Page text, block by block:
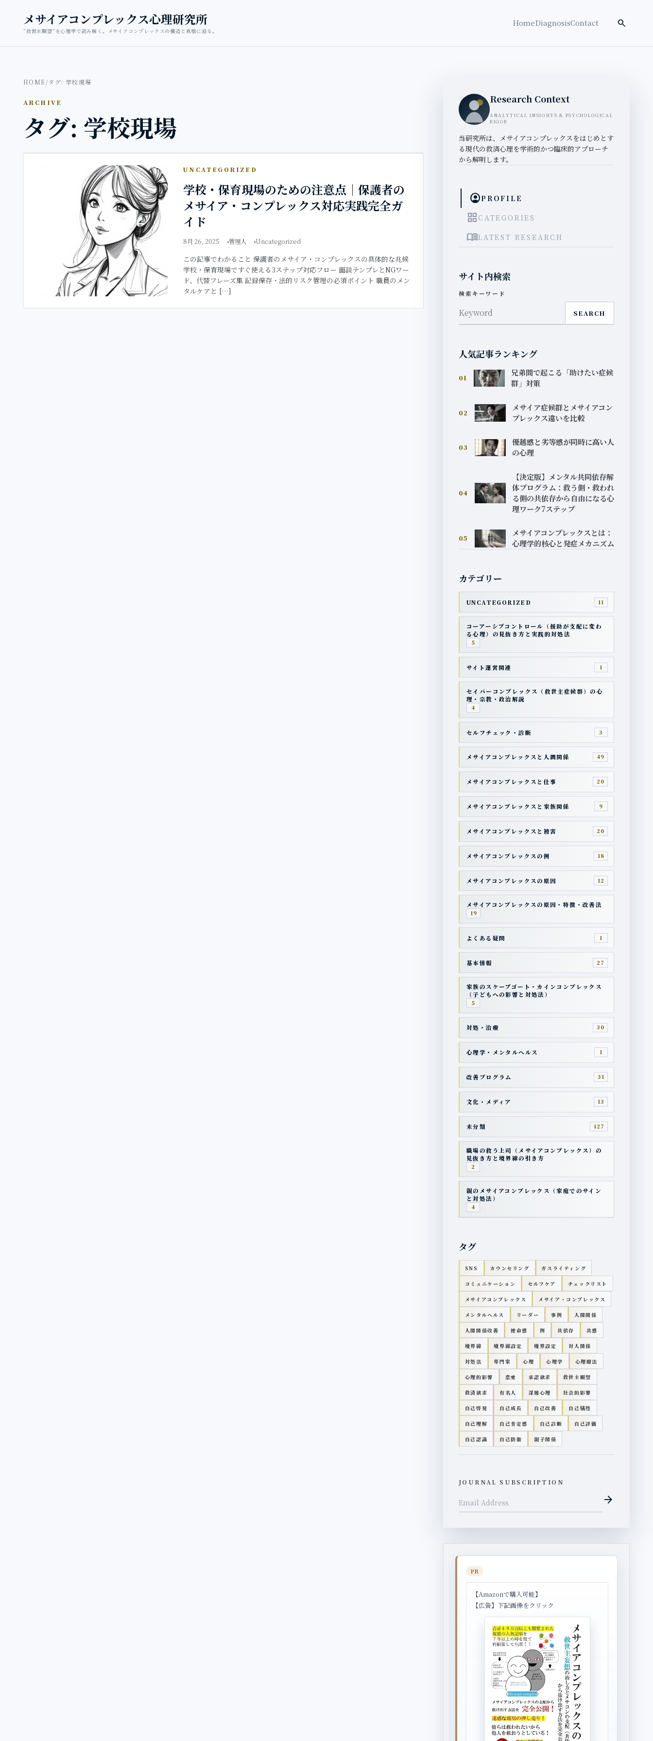
メサイアコンプレックス心理研究所
“救世主願望”を心理学で読み解く。メサイアコンプレックスの構造と真相に迫る。
HomeDiagnosisContact 検索を開く
search
HOME/タグ: 学校現場
ARCHIVE
タグ: 学校現場
UNCATEGORIZED
学校・保育現場のための注意点｜保護者の
メサイア・コンプレックス対応実践完全ガ
イド
8月 26, 2025 管理人 Uncategorized
この記事でわかること 保護者のメサイア・コンプレックスの具体的な兆候
学校・保育現場ですぐ使える3ステップ対応フロー 面談テンプレとNGワー
ド、代替フレーズ集 記録保存・法的リスク管理の必須ポイント 職員のメン
タルケアと […]
Research Context
ANALYTICAL INSIGHTS & PSYCHOLOGICAL
RIGOR
当研究所は、メサイアコンプレックスをはじめとす
る現代の救済心理を学術的かつ臨床的アプローチ
から解明します。
account_circlePROFILE
grid_view CATEGORIES
menu_bookLATEST RESEARCH
サイト内検索
検索キーワード
SEARCH
人気記事ランキング
01
兄弟間で起こる「助けたい症候
群」対策
02
メサイア症候群とメサイアコン
プレックス違いを比較
03
優越感と劣等感が同時に高い人
の心理
04
【決定版】メンタル共同依存解
体プログラム：救う側・救われ
る側の共依存から自由になる心
理ワーク7ステップ
05
メサイアコンプレックスとは：
心理学的核心と発症メカニズム
カテゴリー
UNCATEGORIZED 11
コーアーシブコントロール（援助が支配に変わ
る心理）の見抜き方と実践的対処法
5
サイト運営関連 1
セイバーコンプレックス（救世主症候群）の心
理・宗教・政治解説
4
セルフチェック・診断 3
メサイアコンプレックスと人間関係 49
メサイアコンプレックスと仕事 20
メサイアコンプレックスと家族関係 9
メサイアコンプレックスと被害 20
メサイアコンプレックスの例 18
メサイアコンプレックスの原因 12
メサイアコンプレックスの原因・特徴・改善法
19
よくある疑問 1
基本情報 27
家族のスケープゴート・カインコンプレックス
（子どもへの影響と対処法）
5
対処・治療 30
心理学・メンタルヘルス 1
改善プログラム 31
文化・メディア 13
未分類 127
職場の救う上司（メサイアコンプレックス）の
見抜き方と境界線の引き方
2
親のメサイアコンプレックス（家庭でのサイン
と対処法）
4
タグ
SNS カウンセリング ガスライティング
コミュニケーション セルフケア チェックリスト
メサイアコンプレックス メサイア・コンプレックス
メンタルヘルス リーダー 事例 人間関係
人間関係改善 使命感 例 共依存 共感
境界線 境界線設定 境界設定 対人関係
対処法 専門家 心理 心理学 心理療法
心理的影響 恋愛 承認欲求 救世主願望
救済欲求 有名人 深層心理 社会的影響
自己啓発 自己成長 自己改善 自己犠牲
自己理解 自己肯定感 自己診断 自己評価
自己認識 自己防衛 親子関係
JOURNAL SUBSCRIPTION
arrow_forward
PR
【Amazonで購入可能】
【広告】下記画像をクリック